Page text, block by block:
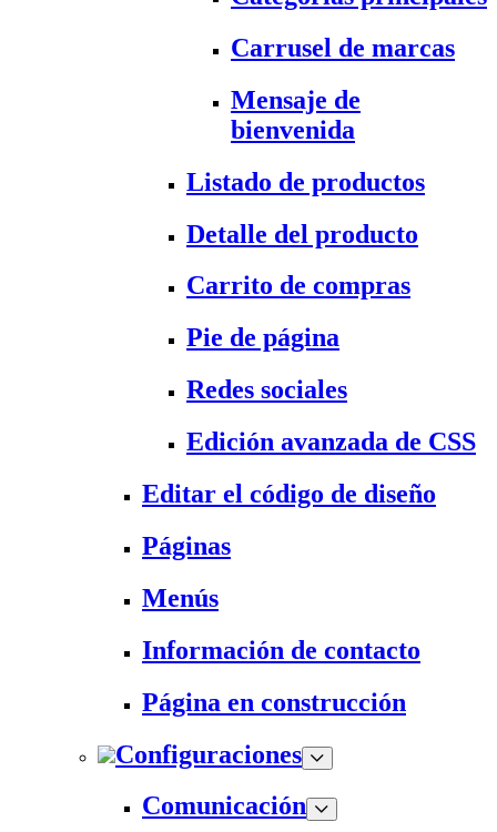
Carrusel de marcas
Mensaje de
bienvenida
Listado de productos
Detalle del producto
Carrito de compras
Pie de página
Redes sociales
Edición avanzada de CSS
Editar el código de diseño
Páginas
Menús
Información de contacto
Página en construcción
Configuraciones
Comunicación